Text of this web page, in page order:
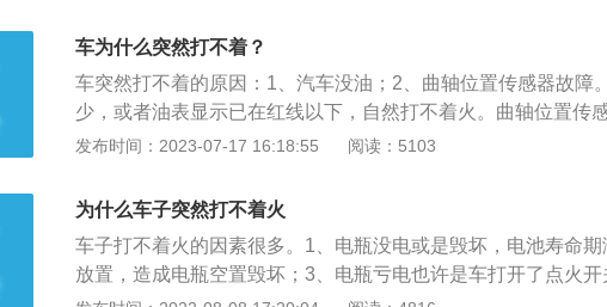
碳；平时要注意定期清理发动机积碳，并且使用质量好一点的
对：对于自动挡车辆，厂家都会预设这个模式。
动机不工作,这时候就要检查电瓶是否还有足够的电，可能是一
导致电瓶没电，电瓶寿命缩减。2、点火系统故障：汽车点火系
时给火花塞提供高压电，以保证汽车的正常运行；如果汽车打
瓶的原因，那么很有可能就是汽车的点火系统出现故障。低压
或者高压线漏电都会造成汽车点火系统故障。3、发动机积碳：
等都会造成汽车积碳；平时要注意定期清理发动机积碳，并且
汽油。4、挡位不对：对于自动挡车辆，厂家都会预设这个模式
车为什么突然打不着？
车突然打不着的原因：1、汽车没油；2、曲轴位置传感器故障
少，或者油表显示已在红线以下，自然打不着火。曲轴位置传
燃油喷射系统共用的传感器，如果曲轴位置传感器发生故障，
有故障，起动机也在高速转动，但是发动机就是没反应，这个
起动机上面，如果起动机不动，就是线路出了问题，蓄电池供
坏，或者启动继电器有损坏。
发布时间：2023-07-17 16:18:55 阅读：5103
为什么车子突然打不着火
车子打不着火的因素很多。1、电瓶没电或是毁坏，电池寿命期
放置，造成电瓶空置毁坏；3、电瓶亏电也许是车打开了点火